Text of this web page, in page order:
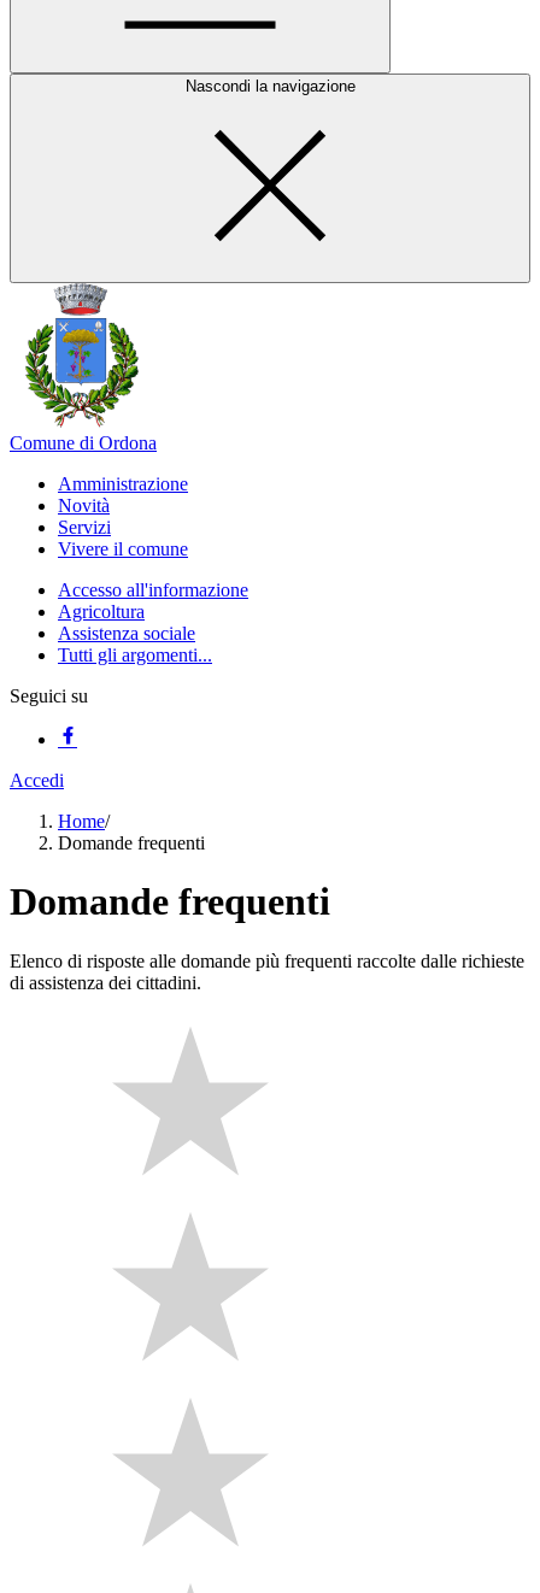
Nascondi la navigazione
Comune di Ordona
Amministrazione
Novità
Servizi
Vivere il comune
Accesso all'informazione
Agricoltura
Assistenza sociale
Tutti gli argomenti...
Seguici su
Accedi
Home/
Domande frequenti
Domande frequenti
Elenco di risposte alle domande più frequenti raccolte dalle richieste
di assistenza dei cittadini.